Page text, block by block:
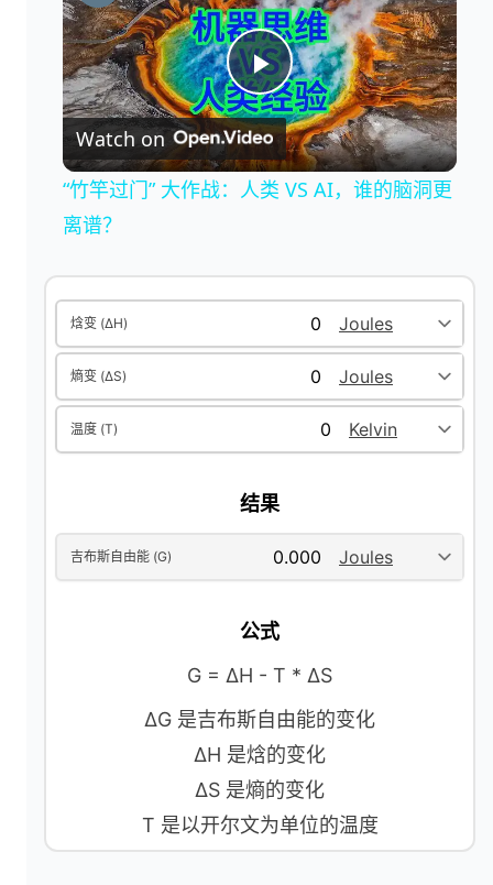
P
l
y
V
d
e
o
Watch on
“竹竿过门” 大作战：人类 VS AI，谁的脑洞更
离谱？
焓变 (ΔH)
熵变 (ΔS)
温度 (T)
结果
吉布斯自由能 (G)
公式
G = ΔH - T * ΔS
ΔG 是吉布斯自由能的变化
ΔH 是焓的变化
ΔS 是熵的变化
T 是以开尔文为单位的温度